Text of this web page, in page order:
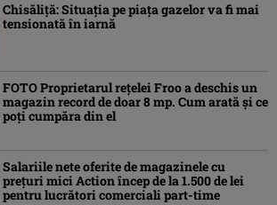
Chisăliţă: Situaţia pe piaţa gazelor va fi mai
tensionată în iarnă
FOTO Proprietarul rețelei Froo a deschis un
magazin record de doar 8 mp. Cum arată și ce
poți cumpăra din el
Salariile nete oferite de magazinele cu
prețuri mici Action încep de la 1.500 de lei
pentru lucrători comerciali part-time